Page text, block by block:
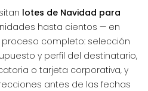
lotes de Navidad para
hasta cientos — en
completo: selección
y perfil del destinatario,
o tarjeta corporativa, y
antes de las fechas